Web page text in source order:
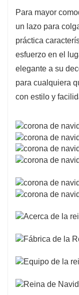
Para mayor
un lazo para
práctica
esfuerzo en el
elegante a su
para cualquiera
con estilo y